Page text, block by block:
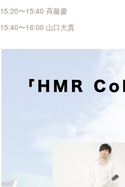
15:20〜15:40 斉藤慶
15:40〜16:00 山口大貴